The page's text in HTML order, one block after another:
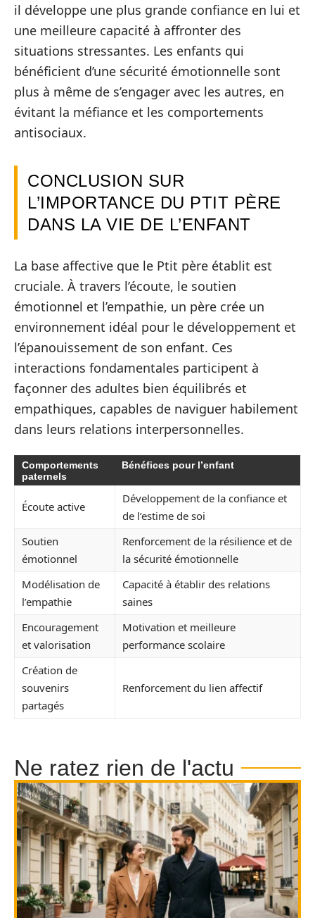
il développe une plus grande confiance en lui et
une meilleure capacité à affronter des
situations stressantes. Les enfants qui
bénéficient d’une sécurité émotionnelle sont
plus à même de s’engager avec les autres, en
évitant la méfiance et les comportements
antisociaux.
CONCLUSION SUR
L’IMPORTANCE DU PTIT PÈRE
DANS LA VIE DE L’ENFANT
La base affective que le Ptit père établit est
cruciale. À travers l’écoute, le soutien
émotionnel et l’empathie, un père crée un
environnement idéal pour le développement et
l’épanouissement de son enfant. Ces
interactions fondamentales participent à
façonner des adultes bien équilibrés et
empathiques, capables de naviguer habilement
dans leurs relations interpersonnelles.
Comportements
paternels
Bénéfices pour l’enfant
Écoute active
Développement de la confiance et
de l’estime de soi
Soutien
émotionnel
Renforcement de la résilience et de
la sécurité émotionnelle
Modélisation de
l’empathie
Capacité à établir des relations
saines
Encouragement
et valorisation
Motivation et meilleure
performance scolaire
Création de
souvenirs
partagés
Renforcement du lien affectif
Ne ratez rien de l'actu